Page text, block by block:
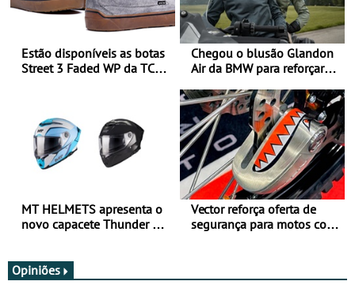
Estão disponíveis as botas
Street 3 Faded WP da TCX
Chegou o blusão Glandon
Air da BMW para reforçar
verão
MT HELMETS apresenta o
novo capacete Thunder 4 R
Vector reforça oferta de
segurança para motos com
Opiniões